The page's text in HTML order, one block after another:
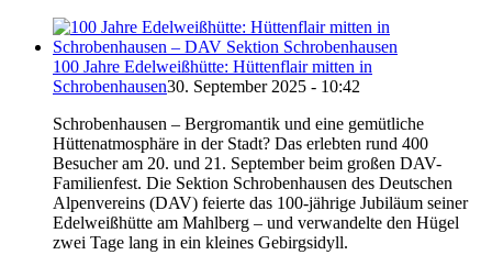
100 Jahre Edelweißhütte: Hüttenflair mitten in
Schrobenhausen30. September 2025 - 10:42
Schrobenhausen – Bergromantik und eine gemütliche
Hüttenatmosphäre in der Stadt? Das erlebten rund 400
Besucher am 20. und 21. September beim großen DAV-
Familienfest. Die Sektion Schrobenhausen des Deutschen
Alpenvereins (DAV) feierte das 100-jährige Jubiläum seiner
Edelweißhütte am Mahlberg – und verwandelte den Hügel
zwei Tage lang in ein kleines Gebirgsidyll.